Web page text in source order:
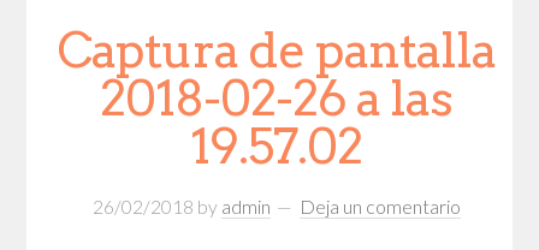
Captura de pantalla
2018-02-26 a las
19.57.02
26/02/2018 by admin Deja un comentario